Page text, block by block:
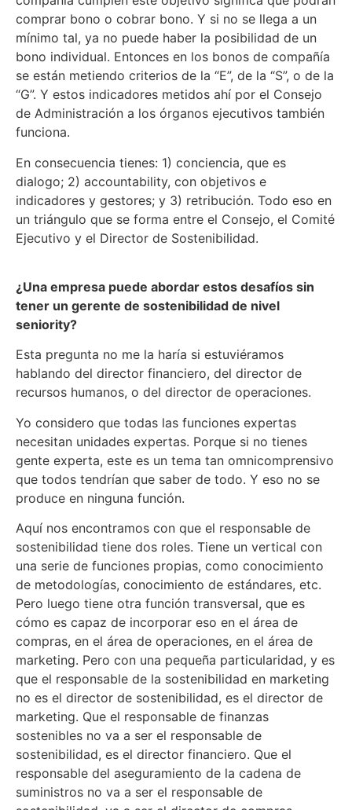
comprar bono o cobrar bono. Y si no se llega a un
mínimo tal, ya no puede haber la posibilidad de un
bono individual. Entonces en los bonos de compañía
se están metiendo criterios de la “E”, de la “S”, o de la
“G”. Y estos indicadores metidos ahí por el Consejo
de Administración a los órganos ejecutivos también
funciona.
En consecuencia tienes: 1) conciencia, que es
dialogo; 2) accountability, con objetivos e
indicadores y gestores; y 3) retribución. Todo eso en
un triángulo que se forma entre el Consejo, el Comité
Ejecutivo y el Director de Sostenibilidad.
¿Una empresa puede abordar estos desafíos sin
tener un gerente de sostenibilidad de nivel
seniority?
Esta pregunta no me la haría si estuviéramos
hablando del director financiero, del director de
recursos humanos, o del director de operaciones.
Yo considero que todas las funciones expertas
necesitan unidades expertas. Porque si no tienes
gente experta, este es un tema tan omnicomprensivo
que todos tendrían que saber de todo. Y eso no se
produce en ninguna función.
Aquí nos encontramos con que el responsable de
sostenibilidad tiene dos roles. Tiene un vertical con
una serie de funciones propias, como conocimiento
de metodologías, conocimiento de estándares, etc.
Pero luego tiene otra función transversal, que es
cómo es capaz de incorporar eso en el área de
compras, en el área de operaciones, en el área de
marketing. Pero con una pequeña particularidad, y es
que el responsable de la sostenibilidad en marketing
no es el director de sostenibilidad, es el director de
marketing. Que el responsable de finanzas
sostenibles no va a ser el responsable de
sostenibilidad, es el director financiero. Que el
responsable del aseguramiento de la cadena de
suministros no va a ser el responsable de